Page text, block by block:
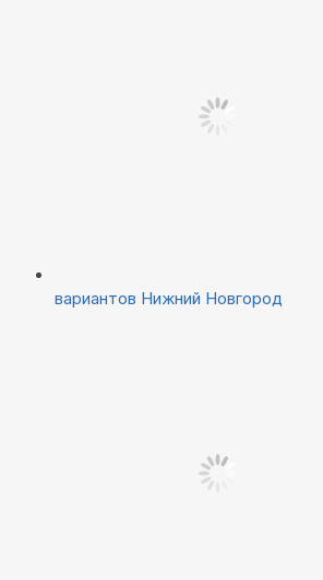
вариантов Нижний Новгород